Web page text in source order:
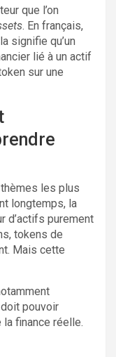
que l’on
. En français,
signifie qu’un
lié à un actif
sur une
thèmes les plus
longtemps, la
d’actifs purement
tokens de
Mais cette
pouvoir
finance réelle.